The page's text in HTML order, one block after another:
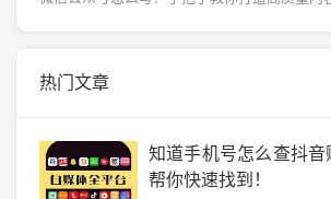
热门文章
知道手机号怎么查抖音
帮你快速找到！